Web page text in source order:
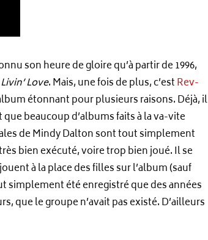
son heure de gloire qu’à partir de 1996,
Livin’ Love. Mais, une fois de plus, c’estRev-
étonnant pour plusieurs raisons. Déjà, il
beaucoup d’albums faits à la va-vite
de Mindy Dalton sont tout simplement
bien exécuté, voire trop bien joué. Il se
à la place des filles sur l’album (sauf
simplement été enregistré que des années
que le groupe n’avait pas existé. D’ailleurs